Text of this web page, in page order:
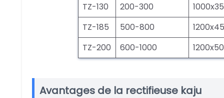
TZ-130
200-300
TZ-185
500-800
TZ-200
600-1000
Avantages de la rectifieuse kaju